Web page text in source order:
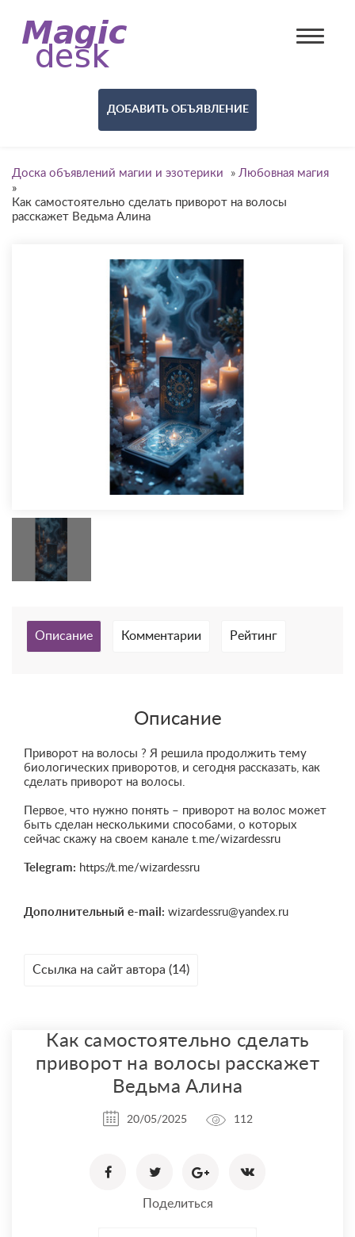
ДОБАВИТЬ ОБЪЯВЛЕНИЕ
Доска объявлений магии и эзотерики » Любовная магия
»
Как самостоятельно сделать приворот на волосы
расскажет Ведьма Алина
Описание Комментарии Рейтинг
Описание
Приворот на волосы ? Я решила продолжить тему
биологических приворотов, и сегодня рассказать, как
сделать приворот на волосы.
Первое, что нужно понять – приворот на волос может
быть сделан несколькими способами, о которых
сейчас скажу на своем канале t.me/wizardessru
Telegram: https://t.me/wizardessru
Дополнительный e-mail: wizardessru@yandex.ru
Ссылка на сайт автора (14)
Как самостоятельно сделать
приворот на волосы расскажет
Ведьма Алина
20/05/2025 112
Поделиться